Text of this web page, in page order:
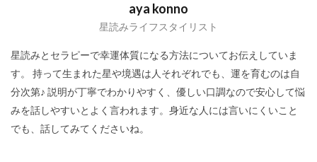
aya konno
星読みライフスタイリスト
星読みとセラピーで幸運体質になる方法についてお伝えしていま
す。 持って生まれた星や境遇は人それぞれでも、運を育むのは自
分次第♪ 説明が丁寧でわかりやすく、優しい口調なので安心して悩
みを話しやすいとよく言われます。身近な人には言いにくいこと
でも、話してみてくださいね。